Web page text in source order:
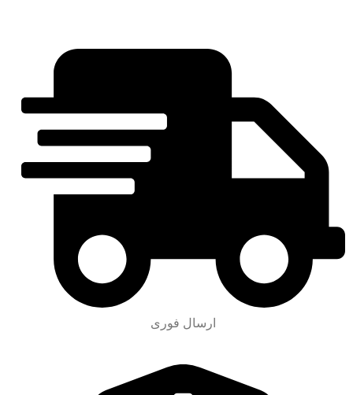
ارسال فوری